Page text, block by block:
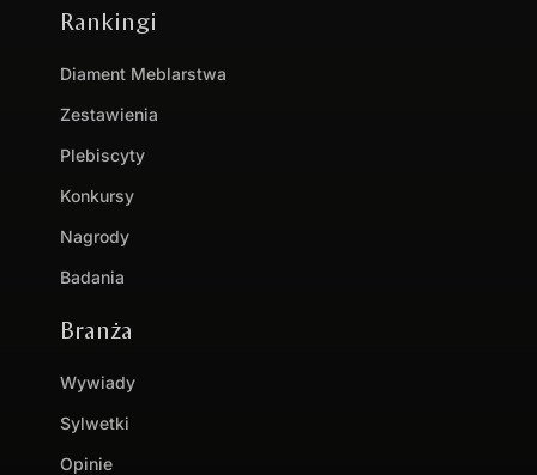
Rankingi
Diament Meblarstwa
Zestawienia
Plebiscyty
Konkursy
Nagrody
Badania
Branża
Wywiady
Sylwetki
Opinie